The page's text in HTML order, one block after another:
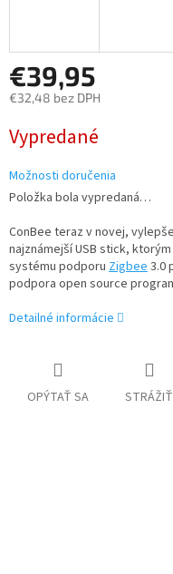
€39,95
€32,48 bez DPH
cena:
Vypredané
Možnosti doručenia
Položka bola vypredaná…
ConBee teraz v novej,
najznámejší USB stick,
systému podporu Zigbee3.0
podpora open source
Detailné informácie
OPÝTAŤ SA STRÁŽIŤ